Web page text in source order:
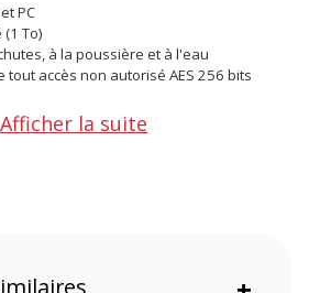
PC
To)
à la poussière et à l'eau
tout accès non autorisé AES 256 bits
Lacie Rugged Pro SSD
IP67contre la poussière et l'eau, ce
Afficher la suite